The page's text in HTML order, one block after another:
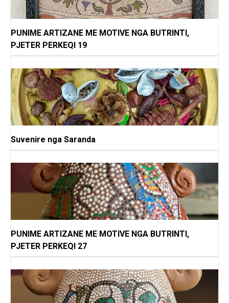
PUNIME ARTIZANE ME MOTIVE NGA BUTRINTI,
PJETER PERKEQI 19
Suvenire nga Saranda
PUNIME ARTIZANE ME MOTIVE NGA BUTRINTI,
PJETER PERKEQI 27